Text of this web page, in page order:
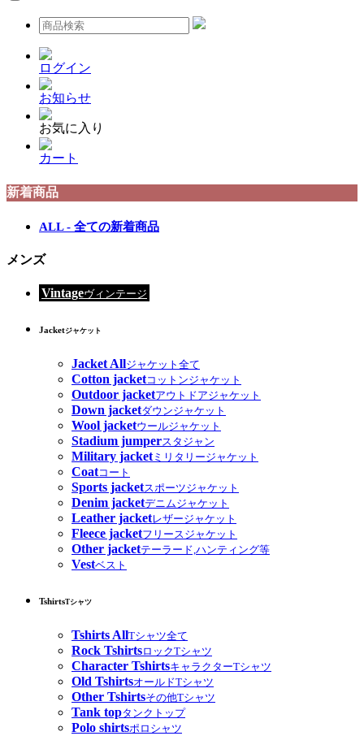
ログイン
お知らせ
お気に入り
カート
新着商品
ALL - 全ての新着商品
メンズ
Vintageヴィンテージ
Jacketジャケット
Jacket Allジャケット全て
Cotton jacketコットンジャケット
Outdoor jacketアウトドアジャケット
Down jacketダウンジャケット
Wool jacketウールジャケット
Stadium jumperスタジャン
Military jacketミリタリージャケット
Coatコート
Sports jacketスポーツジャケット
Denim jacketデニムジャケット
Leather jacketレザージャケット
Fleece jacketフリースジャケット
Other jacketテーラード,ハンティング等
Vestベスト
TshirtsTシャツ
Tshirts AllTシャツ全て
Rock TshirtsロックTシャツ
Character TshirtsキャラクターTシャツ
Old TshirtsオールドTシャツ
Other Tshirtsその他Tシャツ
Tank topタンクトップ
Polo shirtsポロシャツ